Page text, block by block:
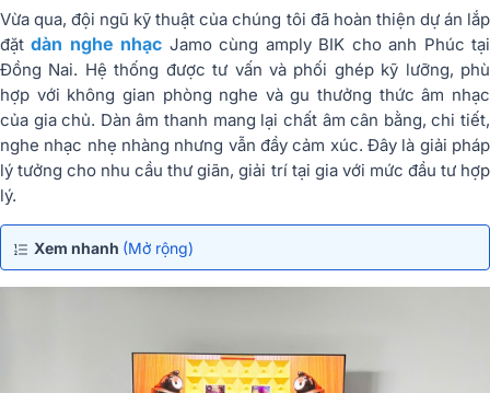
Vừa qua, đội ngũ kỹ thuật của chúng tôi đã hoàn thiện dự án lắp
đặtdàn nghe nhạc Jamo cùng amply BIK cho anh Phúc tại
Đồng Nai. Hệ thống được tư vấn và phối ghép kỹ lưỡng, phù
hợp với không gian phòng nghe và gu thưởng thức âm nhạc
của gia chủ. Dàn âm thanh mang lại chất âm cân bằng, chi tiết,
nghe nhạc nhẹ nhàng nhưng vẫn đầy cảm xúc. Đây là giải pháp
lý tưởng cho nhu cầu thư giãn, giải trí tại gia với mức đầu tư hợp
lý.
Xem nhanh (Mở rộng)